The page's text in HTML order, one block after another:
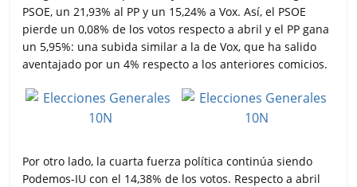
PSOE, un 21,93% al PP y un 15,24% a Vox. Así, el PSOE
pierde un 0,08% de los votos respecto a abril y el PP gana
un 5,95%: una subida similar a la de Vox, que ha salido
aventajado por un 4% respecto a los anteriores comicios.
Por otro lado, la cuarta fuerza política continúa siendo
Podemos-IU con el 14,38% de los votos. Respecto a abril